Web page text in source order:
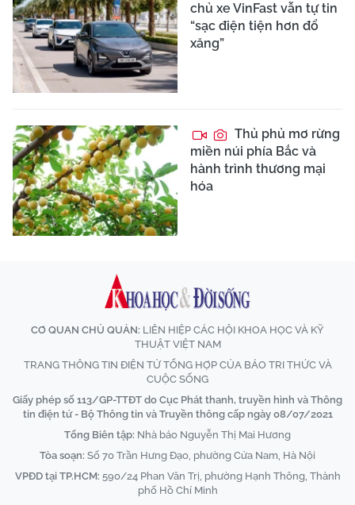
chủ xe VinFast vẫn tự tin
“sạc điện tiện hơn đổ
xăng”
Thủ phủ mơ rừng
miền núi phía Bắc và
hành trình thương mại
hóa
CƠ QUAN CHỦ QUẢN: LIÊN HIỆP CÁC HỘI KHOA HỌC VÀ KỸ
THUẬT VIỆT NAM
TRANG THÔNG TIN ĐIỆN TỬ TỔNG HỢP CỦA BÁO TRI THỨC VÀ
CUỘC SỐNG
Giấy phép số 113/GP-TTĐT do Cục Phát thanh, truyền hình và Thông
tin điện tử - Bộ Thông tin và Truyền thông cấp ngày 08/07/2021
Tổng Biên tập: Nhà báo Nguyễn Thị Mai Hương
Tòa soạn: Số 70 Trần Hưng Đạo, phường Cửa Nam, Hà Nội
VPĐD tại TP.HCM: 590/24 Phan Văn Trị, phường Hạnh Thông, Thành
phố Hồ Chí Minh